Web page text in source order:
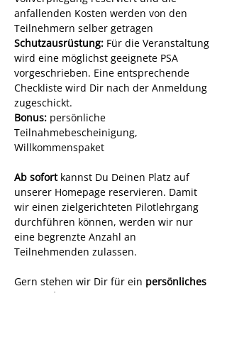
anfallenden Kosten werden von den
Teilnehmern selber getragen
Schutzausrüstung: Für die Veranstaltung
wird eine möglichst geeignete PSA
vorgeschrieben. Eine entsprechende
Checkliste wird Dir nach der Anmeldung
zugeschickt.
Bonus: persönliche
Teilnahmebescheinigung,
Willkommenspaket
Ab sofort kannst Du Deinen Platz auf
unserer Homepage reservieren. Damit
wir einen zielgerichteten Pilotlehrgang
durchführen können, werden wir nur
eine begrenzte Anzahl an
Teilnehmenden zulassen.
Gern stehen wir Dir für ein persönliches
Gespräch